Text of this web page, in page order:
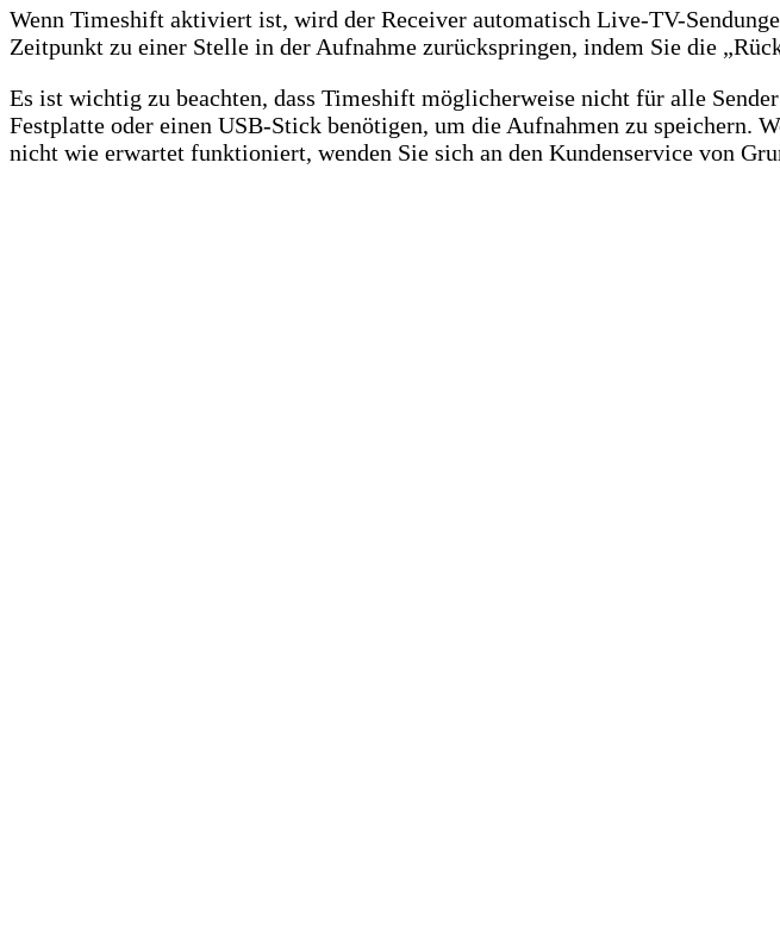
Wenn Timeshift aktiviert ist, wird der Receiver automatisch Live-TV-
Zeitpunkt zu einer Stelle in der Aufnahme zurückspringen, indem Sie die
Es ist wichtig zu beachten, dass Timeshift möglicherweise nicht für alle
Festplatte oder einen USB-Stick benötigen, um die Aufnahmen zu speichern.
nicht wie erwartet funktioniert, wenden Sie sich an den Kundenservice von